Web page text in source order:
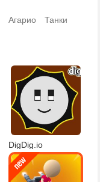
Агарио Танки
DigDig.io